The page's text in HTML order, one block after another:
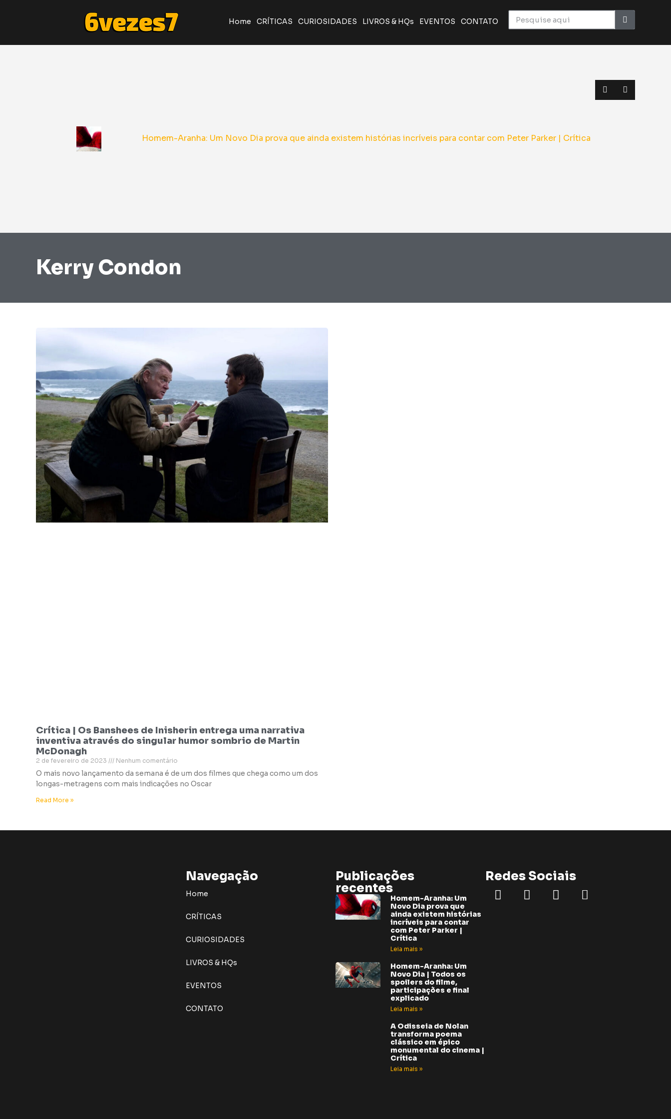
Home CRÍTICAS CURIOSIDADES LIVROS & HQs EVENTOS CONTATO
Homem
A Odisseia de Nolan transforma poema clássico em épico monumental do cinema | Crítica
Giancarlo Esposito revela que quase entrou para o elenco de Superman | Sana 2026
Yu Yu Hakusho será relançado pela JBC em novo formato | Anime Friends
Kerry Condon
Crítica | Os Banshees de Inisherin entrega uma narrativa
inventiva através do singular humor sombrio de Martin
McDonagh
2 de fevereiro de 2023 Nenhum comentário
O mais novo lançamento da semana é de um dos filmes que chega como um dos
longas-metragens com mais indicações no Oscar
Read More »
Navegação
Home
CRÍTICAS
CURIOSIDADES
LIVROS & HQs
EVENTOS
CONTATO
Publicações
recentes
Homem-Aranha: Um
Novo Dia prova que
ainda existem histórias
incríveis para contar
com Peter Parker |
Crítica
Leia mais »
Homem-Aranha: Um
Novo Dia | Todos os
spoilers do filme,
participações e final
explicado
Leia mais »
A Odisseia de Nolan
transforma poema
clássico em épico
monumental do cinema |
Crítica
Leia mais »
Redes Sociais